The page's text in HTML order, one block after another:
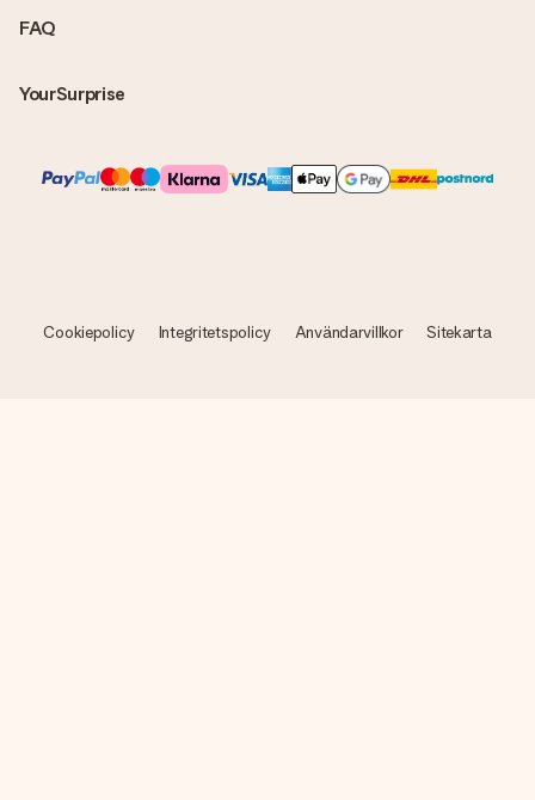
FAQ
YourSurprise
Cookiepolicy Integritetspolicy Användarvillkor Sitekarta